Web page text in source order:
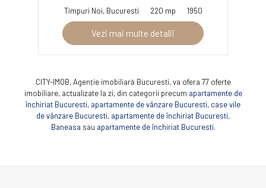
Timpuri Noi, Bucuresti
220 mp 1950
Vezi mai multe detalii
CITY-IMOB, Agenție imobiliară Bucuresti, va ofera 77 oferte
imobiliare, actualizate la zi, din categorii precum apartamente de
închiriat Bucuresti, apartamente de vânzare Bucuresti, case vile
de vânzare Bucuresti, apartamente de închiriat Bucuresti,
Baneasa sau apartamente de închiriat Bucuresti.